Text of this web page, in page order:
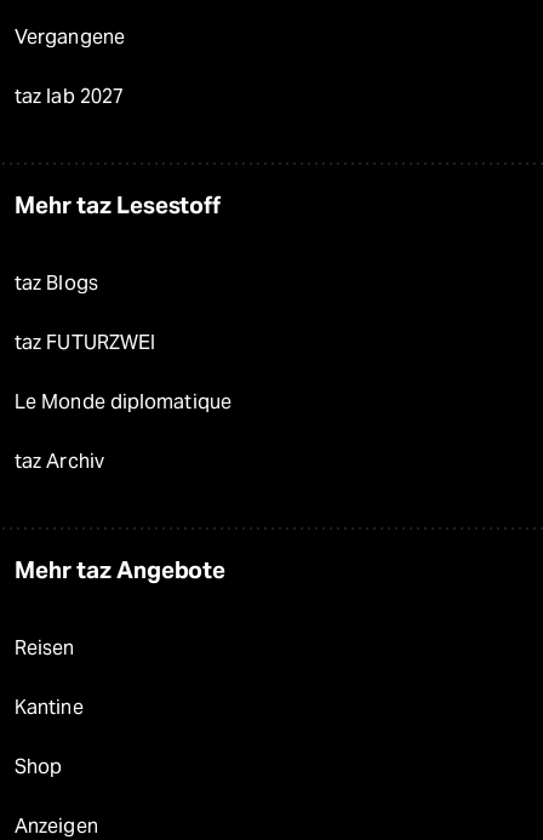
Vergangene
taz lab 2027
Mehr taz Lesestoff
taz Blogs
taz FUTURZWEI
Le Monde diplomatique
taz Archiv
Mehr taz Angebote
Reisen
Kantine
Shop
Anzeigen